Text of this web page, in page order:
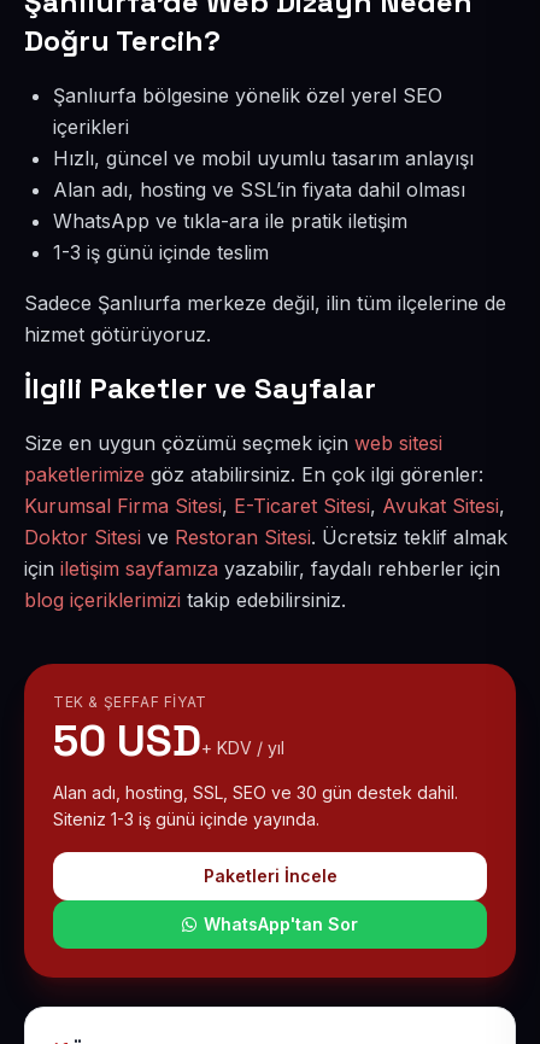
Doğru Tercih?
Şanlıurfa bölgesine yönelik özel yerel SEO
içerikleri
Hızlı, güncel ve mobil uyumlu tasarım anlayışı
Alan adı, hosting ve SSL’in fiyata dahil olması
WhatsApp ve tıkla-ara ile pratik iletişim
1-3 iş günü içinde teslim
Sadece Şanlıurfa merkeze değil, ilin tüm ilçelerine de
hizmet götürüyoruz.
İlgili Paketler ve Sayfalar
Size en uygun çözümü seçmek için web sitesi
paketlerimize göz atabilirsiniz. En çok ilgi görenler:
Kurumsal Firma Sitesi, E-Ticaret Sitesi, Avukat Sitesi,
Doktor Sitesi ve Restoran Sitesi. Ücretsiz teklif almak
için iletişim sayfamıza yazabilir, faydalı rehberler için
blog içeriklerimizi takip edebilirsiniz.
TEK & ŞEFFAF FIYAT
50 USD+ KDV / yıl
Alan adı, hosting, SSL, SEO ve 30 gün destek dahil.
Siteniz 1-3 iş günü içinde yayında.
Paketleri İncele
WhatsApp'tan Sor